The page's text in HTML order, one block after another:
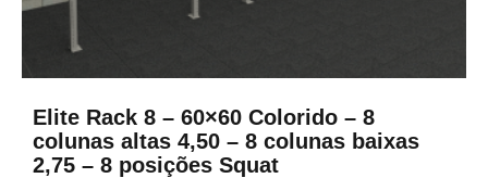
Elite Rack 8 – 60×60 Colorido – 8
colunas altas 4,50 – 8 colunas baixas
2,75 – 8 posições Squat